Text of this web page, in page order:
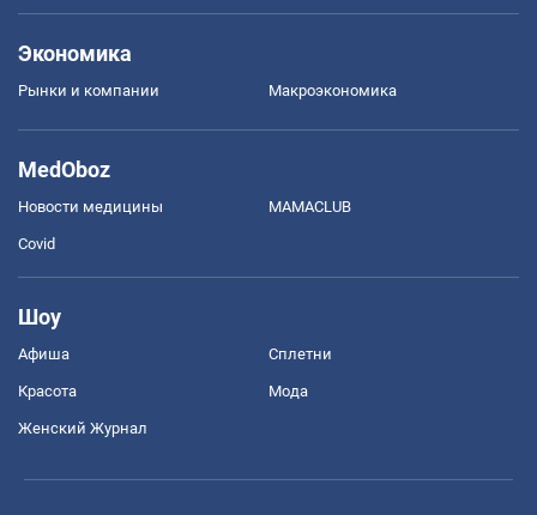
Экономика
Рынки и компании Mакроэкономика
MedOboz
Новости медицины MAMACLUB
Covid
Шоу
Афиша Сплетни
Красота Мода
Женский Журнал